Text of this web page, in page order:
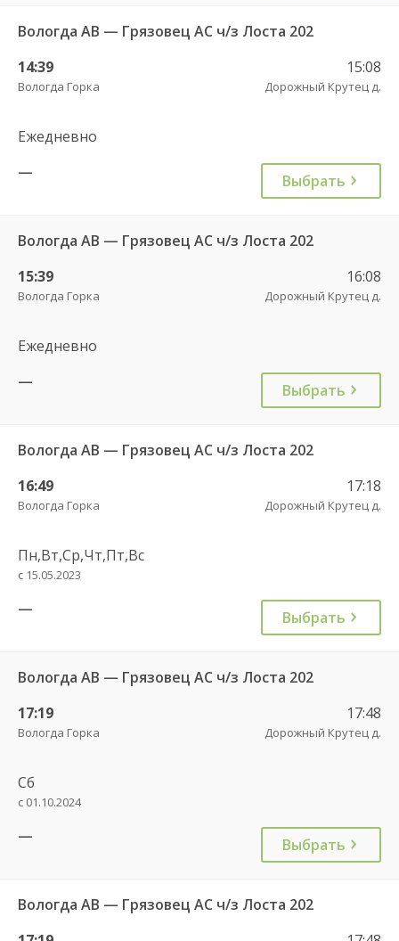
Вологда АВ — Грязовец АС ч/з Лоста 202
14:39
Вологда Горка
15:08
Дорожный Крутец д.
Ежедневно
—
Выбрать
Вологда АВ — Грязовец АС ч/з Лоста 202
15:39
Вологда Горка
16:08
Дорожный Крутец д.
Ежедневно
—
Выбрать
Вологда АВ — Грязовец АС ч/з Лоста 202
16:49
Вологда Горка
17:18
Дорожный Крутец д.
Пн,Вт,Ср,Чт,Пт,Вс
с 15.05.2023
— Выбрать
Вологда АВ — Грязовец АС ч/з Лоста 202
17:19
Вологда Горка
17:48
Дорожный Крутец д.
Сб
с 01.10.2024
— Выбрать
Вологда АВ — Грязовец АС ч/з Лоста 202